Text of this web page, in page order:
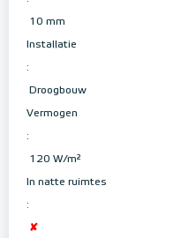
10 mm
Installatie
:
Droogbouw
Vermogen
:
120 W/m²
In natte ruimtes
:
✘